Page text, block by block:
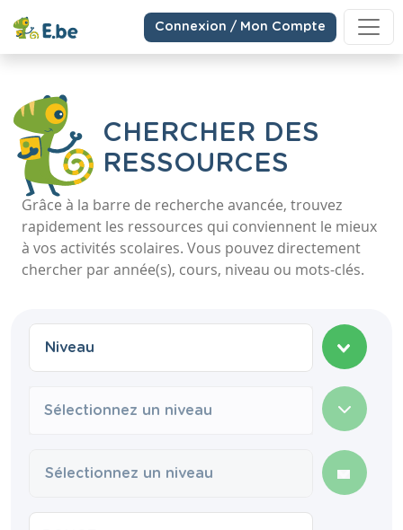
Connexion / Mon Compte
CHERCHER DES
RESSOURCES
Grâce à la barre de recherche avancée, trouvez
rapidement les ressources qui conviennent le mieux
à vos activités scolaires. Vous pouvez directement
chercher par année(s), cours, niveau ou mots-clés.
Sélectionnez un niveau